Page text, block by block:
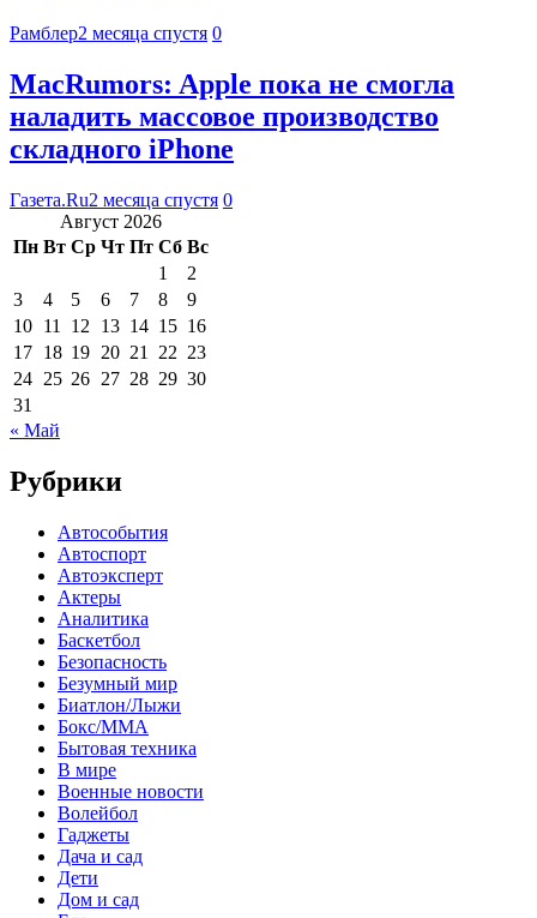
Рамблер2 месяца спустя 0
MacRumors: Apple пока не смогла
наладить массовое производство
складного iPhone
Газета.Ru2 месяца спустя 0
Август 2026
Пн Вт Ср Чт Пт Сб Вс
1
2
3
4 5 6 7 8
9
10 11 12 13 14 15 16
17 18 19 20 21 22 23
24 25 26 27 28 29 30
31
« Май
Рубрики
Автособытия
Автоспорт
Автоэксперт
Актеры
Аналитика
Баскетбол
Безопасность
Безумный мир
Биатлон/Лыжи
Бокс/MMA
Бытовая техника
В мире
Военные новости
Волейбол
Гаджеты
Дача и сад
Дети
Дом и сад